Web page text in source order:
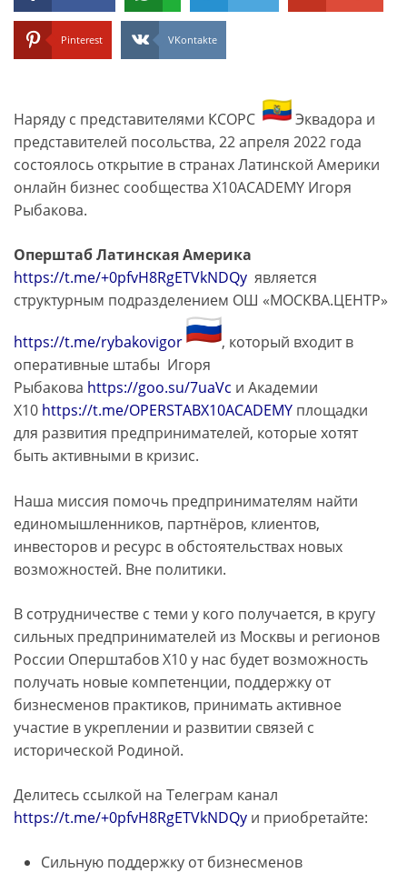
Pinterest VKontakte
Наряду с представителями КСОРС
Эквадора и
представителей посольства, 22 апреля 2022 года
состоялось открытие в странах Латинской Америки
онлайн бизнес сообщества Х10ACADEMY Игоря
Рыбакова.
Оперштаб Латинская Америка
https://t.me/+0pfvH8RgETVkNDQy является
структурным подразделением ОШ «МОСКВА.ЦЕНТР»
https://t.me/rybakovigor
, который входит в
оперативные штабы Игоря
Рыбакова https://goo.su/7uaVc и Академии
X10 https://t.me/OPERSTABX10ACADEMY площадки
для развития предпринимателей, которые хотят
быть активными в кризис.
Наша миссия помочь предпринимателям найти
единомышленников, партнёров, клиентов,
инвесторов и ресурс в обстоятельствах новых
возможностей. Вне политики.
В сотрудничестве с теми у кого получается, в кругу
сильных предпринимателей из Москвы и регионов
России Оперштабов Х10 у нас будет возможность
получать новые компетенции, поддержку от
бизнесменов практиков, принимать активное
участие в укреплении и развитии связей с
исторической Родиной.
Делитесь ссылкой на Телеграм канал
https://t.me/+0pfvH8RgETVkNDQy и приобретайте:
Сильную поддержку от бизнесменов